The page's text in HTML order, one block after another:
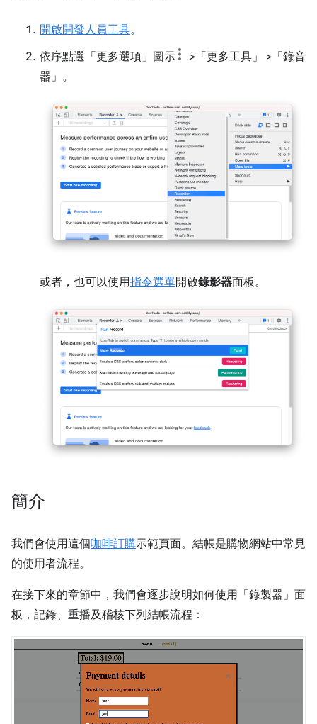
開啟開發人員工具。
依序點選「更多選項」 圖示 >「更多工具」
>「錄音
器」 。
或者，也可以使用指令選單開啟錄影器面板。
簡介
我們會使用這個咖啡訂購示範頁面。結帳是購物網站中常見
的使用者流程。
在接下來的章節中，我們會逐步說明如何使用「錄製器」 面
板，記錄、重播及稽核下列結帳流程：